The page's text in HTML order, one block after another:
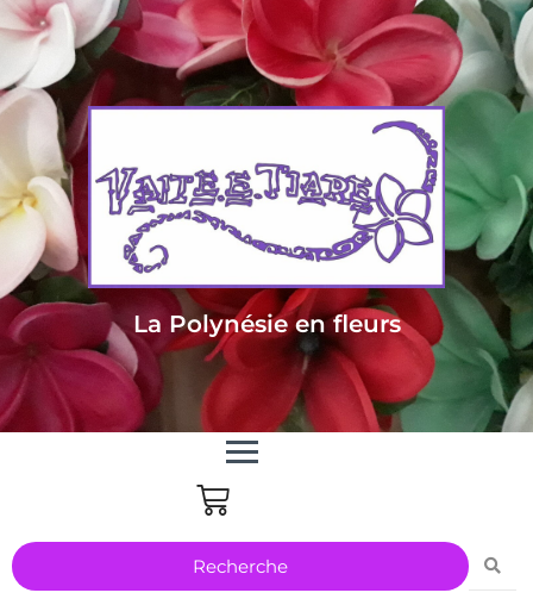
Livraison sous 24/48h en Métropole - Frais de livraison offert dès 85
euros d'achat en Métropole, dès 150 euros pour le reste du monde
La Polynésie en fleurs